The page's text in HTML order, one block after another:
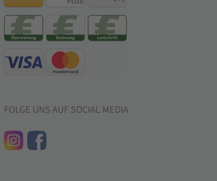
FOLGE UNS AUF SOCIAL MEDIA